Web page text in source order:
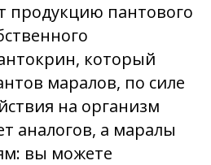
продукцию пантового
который
маралов, по силе
на организм
аналогов, а маралы
вы можете